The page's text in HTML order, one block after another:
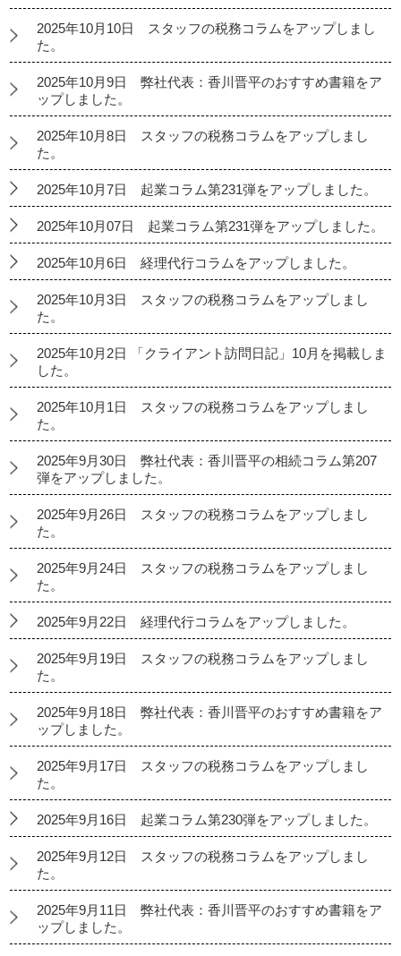
2025年10月10日 スタッフの税務コラムをアップしまし
た。
2025年10月9日 弊社代表：香川晋平のおすすめ書籍をア
ップしました。
2025年10月8日 スタッフの税務コラムをアップしまし
た。
2025年10月7日 起業コラム第231弾をアップしました。
2025年10月07日 起業コラム第231弾をアップしました。
2025年10月6日 経理代行コラムをアップしました。
2025年10月3日 スタッフの税務コラムをアップしまし
た。
2025年10月2日 「クライアント訪問日記」10月を掲載しま
した。
2025年10月1日 スタッフの税務コラムをアップしまし
た。
2025年9月30日 弊社代表：香川晋平の相続コラム第207
弾をアップしました。
2025年9月26日 スタッフの税務コラムをアップしまし
た。
2025年9月24日 スタッフの税務コラムをアップしまし
た。
2025年9月22日 経理代行コラムをアップしました。
2025年9月19日 スタッフの税務コラムをアップしまし
た。
2025年9月18日 弊社代表：香川晋平のおすすめ書籍をア
ップしました。
2025年9月17日 スタッフの税務コラムをアップしまし
た。
2025年9月16日 起業コラム第230弾をアップしました。
2025年9月12日 スタッフの税務コラムをアップしまし
た。
2025年9月11日 弊社代表：香川晋平のおすすめ書籍をア
ップしました。